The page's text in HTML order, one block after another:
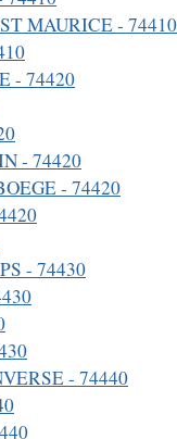
MAURICE - 74410
- 74420
- 74420
- 74420
- 74430
- 74440